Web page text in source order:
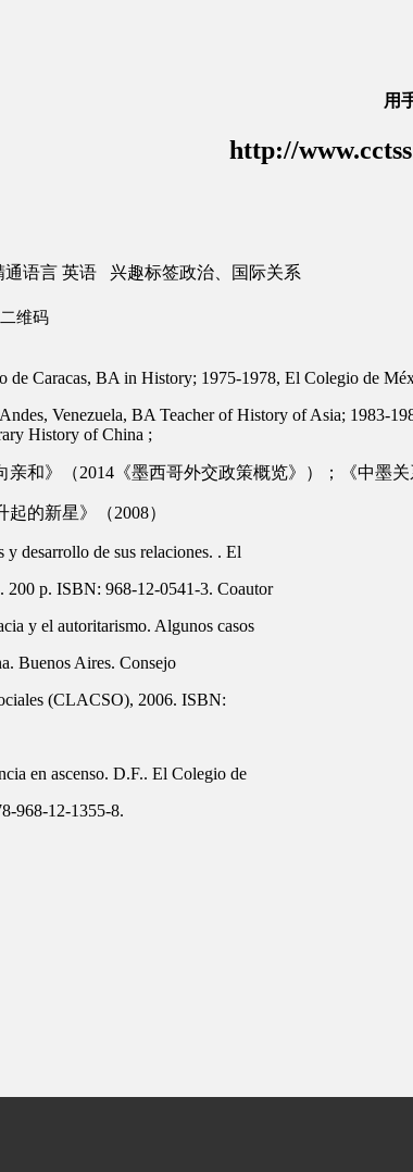
用
http://
通语言 英语 兴趣标签政治、国际关系
维码
de Caracas, BA in History; 1975-1978, El Colegio de
Venezuela, BA Teacher of History of Asia; 1983-
History of China ;
和》（2014《墨西哥外交政策概览》）；《中墨
的新星》（2008）
desarrollo de sus relaciones. . El
p. ISBN: 968-12-0541-3. Coautor
y el autoritarismo. Algunos casos
Buenos Aires. Consejo
(CLACSO), 2006. ISBN:
en ascenso. D.F.. El Colegio de
968-12-1355-8.